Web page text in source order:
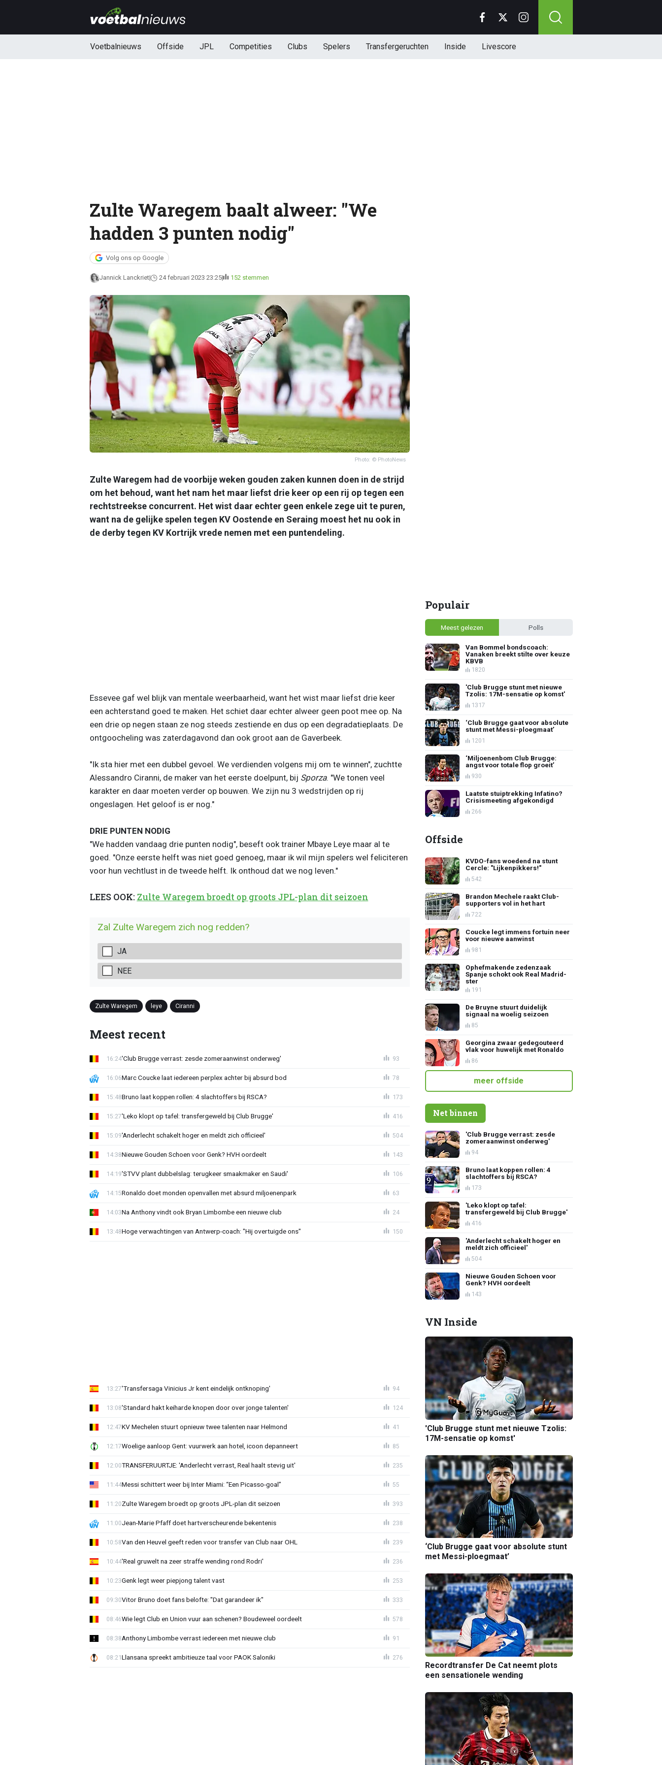
Voetbalnieuws Offside JPL Competities Clubs Spelers Transfergeruchten Inside Livescore
Zulte Waregem baalt alweer: "We
hadden 3 punten nodig"
Volg ons op Google
Jannick Lanckriet 24 februari 2023 23:25 152 stemmen
Photo: © PhotoNews
Zulte Waregem had de voorbije weken gouden zaken kunnen doen in de strijd
om het behoud, want het nam het maar liefst drie keer op een rij op tegen een
rechtstreekse concurrent. Het wist daar echter geen enkele zege uit te puren,
want na de gelijke spelen tegen KV Oostende en Seraing moest het nu ook in
de derby tegen KV Kortrijk vrede nemen met een puntendeling.
Essevee gaf wel blijk van mentale weerbaarheid, want het wist maar liefst drie keer
een achterstand goed te maken. Het schiet daar echter alweer geen poot mee op. Na
een drie op negen staan ze nog steeds zestiende en dus op een degradatieplaats. De
ontgoocheling was zaterdagavond dan ook groot aan de Gaverbeek.
"Ik sta hier met een dubbel gevoel. We verdienden volgens mij om te winnen", zuchtte
Alessandro Ciranni, de maker van het eerste doelpunt, bij Sporza. "We tonen veel
karakter en daar moeten verder op bouwen. We zijn nu 3 wedstrijden op rij
ongeslagen. Het geloof is er nog."
DRIE PUNTEN NODIG
"We hadden vandaag drie punten nodig", beseft ook trainer Mbaye Leye maar al te
goed. "Onze eerste helft was niet goed genoeg, maar ik wil mijn spelers wel feliciteren
voor hun vechtlust in de tweede helft. Ik onthoud dat we nog leven."
LEES OOK: Zulte Waregem broedt op groots JPL-plan dit seizoen
Zal Zulte Waregem zich nog redden?
JA
NEE
Zulte Waregem leye Ciranni
Meest recent
'Club Brugge verrast: zesde zomeraanwinst onderweg'
16:24 93
Marc Coucke laat iedereen perplex achter bij absurd bod
16:06 78
Bruno laat koppen rollen: 4 slachtoffers bij RSCA?
15:48 173
'Leko klopt op tafel: transfergeweld bij Club Brugge'
15:27 416
'Anderlecht schakelt hoger en meldt zich officieel'
15:09 504
Nieuwe Gouden Schoen voor Genk? HVH oordeelt
14:38 143
'STVV plant dubbelslag: terugkeer smaakmaker en Saudi'
14:19 106
Ronaldo doet monden openvallen met absurd miljoenenpark
14:15 63
Na Anthony vindt ook Bryan Limbombe een nieuwe club
14:03 24
Hoge verwachtingen van Antwerp-coach: "Hij overtuigde ons"
13:48 150
'Transfersaga Vinicius Jr kent eindelijk ontknoping'
13:27 94
'Standard hakt keiharde knopen door over jonge talenten'
13:08 124
KV Mechelen stuurt opnieuw twee talenten naar Helmond
12:47 41
Woelige aanloop Gent: vuurwerk aan hotel, icoon depanneert
12:17 85
TRANSFERUURTJE: 'Anderlecht verrast, Real haalt stevig uit'
12:00 235
Messi schittert weer bij Inter Miami: “Een Picasso-goal”
11:44 55
Zulte Waregem broedt op groots JPL-plan dit seizoen
11:20 393
Jean-Marie Pfaff doet hartverscheurende bekentenis
11:00 238
Van den Heuvel geeft reden voor transfer van Club naar OHL
10:58 239
'Real gruwelt na zeer straffe wending rond Rodri'
10:44 236
Genk legt weer piepjong talent vast
10:23 253
Vitor Bruno doet fans belofte: "Dat garandeer ik"
09:30 333
Wie legt Club en Union vuur aan schenen? Boudeweel oordeelt
08:46 578
Anthony Limbombe verrast iedereen met nieuwe club
08:38 91
Llansana spreekt ambitieuze taal voor PAOK Saloniki
08:21 276
Populair
Meest gelezen Polls
Van Bommel bondscoach:
Vanaken breekt stilte over keuze
KBVB
1820
'Club Brugge stunt met nieuwe
Tzolis: 17M-sensatie op komst'
1317
‘Club Brugge gaat voor absolute
stunt met Messi-ploegmaat’
1201
‘Miljoenenbom Club Brugge:
angst voor totale flop groeit’
930
Laatste stuiptrekking Infatino?
Crisismeeting afgekondigd
266
Offside
KVDO-fans woedend na stunt
Cercle: "Lijkenpikkers!"
542
Brandon Mechele raakt Club-
supporters vol in het hart
722
Coucke legt immens fortuin neer
voor nieuwe aanwinst
981
Ophefmakende zedenzaak
Spanje schokt ook Real Madrid-
ster
191
De Bruyne stuurt duidelijk
signaal na woelig seizoen
85
Georgina zwaar gedegouteerd
vlak voor huwelijk met Ronaldo
86
meer offside
Net binnen
'Club Brugge verrast: zesde
zomeraanwinst onderweg'
94
Bruno laat koppen rollen: 4
slachtoffers bij RSCA?
173
'Leko klopt op tafel:
transfergeweld bij Club Brugge'
416
'Anderlecht schakelt hoger en
meldt zich officieel'
504
Nieuwe Gouden Schoen voor
Genk? HVH oordeelt
143
VN Inside
'Club Brugge stunt met nieuwe Tzolis:
17M-sensatie op komst'
‘Club Brugge gaat voor absolute stunt
met Messi-ploegmaat’
Recordtransfer De Cat neemt plots
een sensationele wending